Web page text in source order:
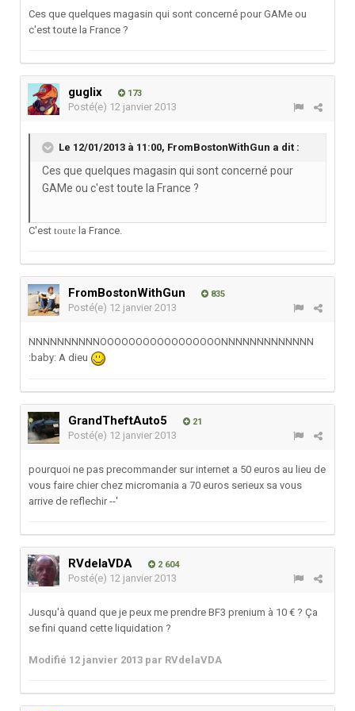
Ces que quelques magasin qui sont concerné pour GAMe ou
c'est toute la France ?
guglix 173
Posté(e) 12 janvier 2013
Le 12/01/2013 à 11:00, FromBostonWithGun a dit :
Ces que quelques magasin qui sont concerné pour
GAMe ou c'est toute la France ?
C'est toute la France.
FromBostonWithGun 835
Posté(e) 12 janvier 2013
NNNNNNNNNNOOOOOOOOOOOOOOOOONNNNNNNNNNNNN
:baby: A dieu
GrandTheftAuto5 21
Posté(e) 12 janvier 2013
pourquoi ne pas precommander sur internet a 50 euros au lieu de
vous faire chier chez micromania a 70 euros serieux sa vous
arrive de reflechir --'
RVdelaVDA 2 604
Posté(e) 12 janvier 2013
Jusqu'à quand que je peux me prendre BF3 prenium à 10 € ? Ça
se fini quand cette liquidation ?
Modifié 12 janvier 2013 par RVdelaVDA